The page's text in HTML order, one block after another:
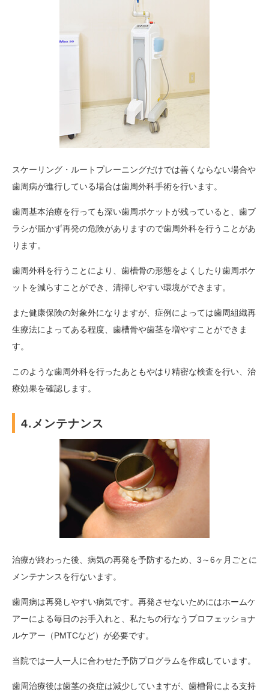
スケーリング・ルートプレーニングだけでは善くならない場合や
歯周病が進行している場合は歯周外科手術を行います。
歯周基本治療を行っても深い歯周ポケットが残っていると、歯ブ
ラシが届かず再発の危険がありますので歯周外科を行うことがあ
ります。
歯周外科を行うことにより、歯槽骨の形態をよくしたり歯周ポケ
ットを減らすことができ、清掃しやすい環境ができます。
また健康保険の対象外になりますが、症例によっては歯周組織再
生療法によってある程度、歯槽骨や歯茎を増やすことができま
す。
このような歯周外科を行ったあともやはり精密な検査を行い、治
療効果を確認します。
4.メンテナンス
治療が終わった後、病気の再発を予防するため、3～6ヶ月ごとに
メンテナンスを行ないます。
歯周病は再発しやすい病気です。再発させないためにはホームケ
アーによる毎日のお手入れと、私たちの行なうプロフェッショナ
ルケアー（PMTCなど）が必要です。
当院では一人一人に合わせた予防プログラムを作成しています。
歯周治療後は歯茎の炎症は減少していますが、歯槽骨による支持